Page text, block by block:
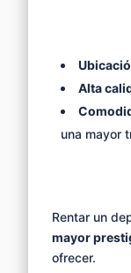
Alta
una mayor
Rentar un
mayor
ofrecer.